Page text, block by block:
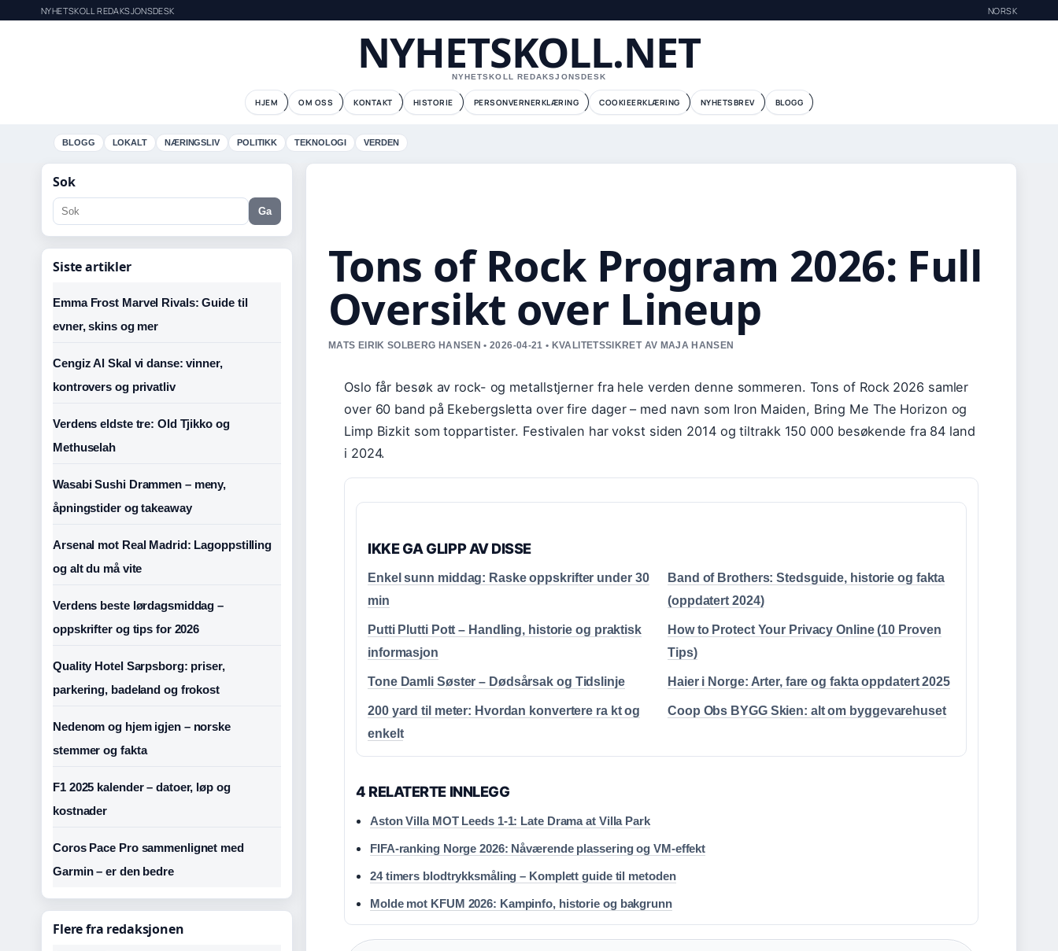
NYHETSKOLL REDAKSJONSDESK NORSK
NYHETSKOLL.NET
NYHETSKOLL REDAKSJONSDESK
HJEM OM OSS KONTAKT HISTORIE PERSONVERNERKLÆRING COOKIEERKLÆRING NYHETSBREV BLOGG
BLOGG LOKALT NÆRINGSLIV POLITIKK TEKNOLOGI VERDEN
Tons of Rock Program 2026: Full
Oversikt over Lineup
MATS EIRIK SOLBERG HANSEN • 2026-04-21 • KVALITETSSIKRET AV MAJA HANSEN
Oslo får besøk av rock- og metallstjerner fra hele verden denne sommeren. Tons of Rock 2026 samler
over 60 band på Ekebergsletta over fire dager – med navn som Iron Maiden, Bring Me The Horizon og
Limp Bizkit som toppartister. Festivalen har vokst siden 2014 og tiltrakk 150 000 besøkende fra 84 land
i 2024.
IKKE GA GLIPP AV DISSE
Enkel sunn middag: Raske oppskrifter under 30
min
Band of Brothers: Stedsguide, historie og fakta
(oppdatert 2024)
Putti Plutti Pott – Handling, historie og praktisk
informasjon
How to Protect Your Privacy Online (10 Proven
Tips)
Tone Damli Søster – Dødsårsak og Tidslinje Haier i Norge: Arter, fare og fakta oppdatert 2025
200 yard til meter: Hvordan konvertere ra kt og
enkelt
Coop Obs BYGG Skien: alt om byggevarehuset
4 RELATERTE INNLEGG
Aston Villa MOT Leeds 1-1: Late Drama at Villa Park
FIFA-ranking Norge 2026: Nåværende plassering og VM-effekt
24 timers blodtrykksmåling – Komplett guide til metoden
Molde mot KFUM 2026: Kampinfo, historie og bakgrunn
Sok
Ga
Siste artikler
Emma Frost Marvel Rivals: Guide til
evner, skins og mer
Cengiz Al Skal vi danse: vinner,
kontrovers og privatliv
Verdens eldste tre: Old Tjikko og
Methuselah
Wasabi Sushi Drammen – meny,
åpningstider og takeaway
Arsenal mot Real Madrid: Lagoppstilling
og alt du må vite
Verdens beste lørdagsmiddag –
oppskrifter og tips for 2026
Quality Hotel Sarpsborg: priser,
parkering, badeland og frokost
Nedenom og hjem igjen – norske
stemmer og fakta
F1 2025 kalender – datoer, løp og
kostnader
Coros Pace Pro sammenlignet med
Garmin – er den bedre
Flere fra redaksjonen